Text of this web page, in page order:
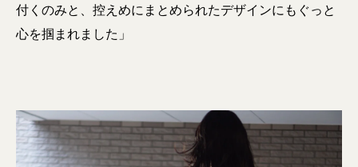
付くのみと、控えめにまとめられたデザインにもぐっと
心を掴まれました」